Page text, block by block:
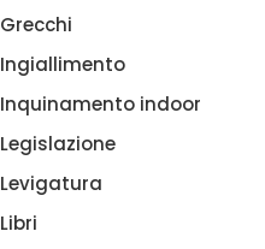
Grecchi
Ingiallimento
Inquinamento indoor
Legislazione
Levigatura
Libri